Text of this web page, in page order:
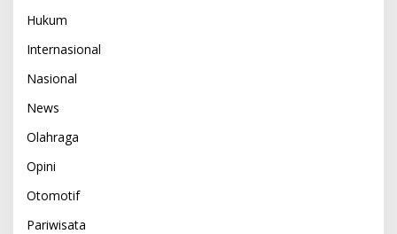
Hukum
Internasional
Nasional
News
Olahraga
Opini
Otomotif
Pariwisata